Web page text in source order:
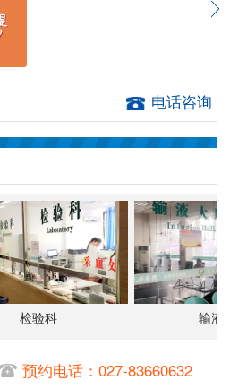
电话咨询
检验科 输液
预约电话：027-83660632